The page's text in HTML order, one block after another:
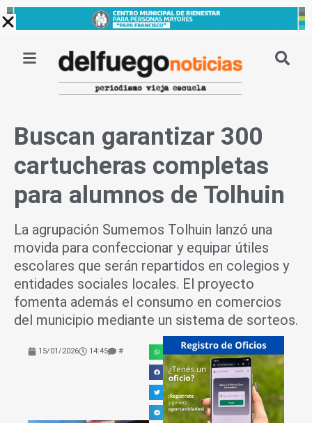
Ir
al
Buscan garantizar 300
cartucheras completas
para alumnos de Tolhuin
La agrupación Sumemos Tolhuin lanzó una
movida para confeccionar y equipar útiles
escolares que serán repartidos en colegios y
entidades sociales locales. El proyecto
fomenta además el consumo en comercios
del municipio mediante un sistema de sorteos.
15/01/2026 14:45 #